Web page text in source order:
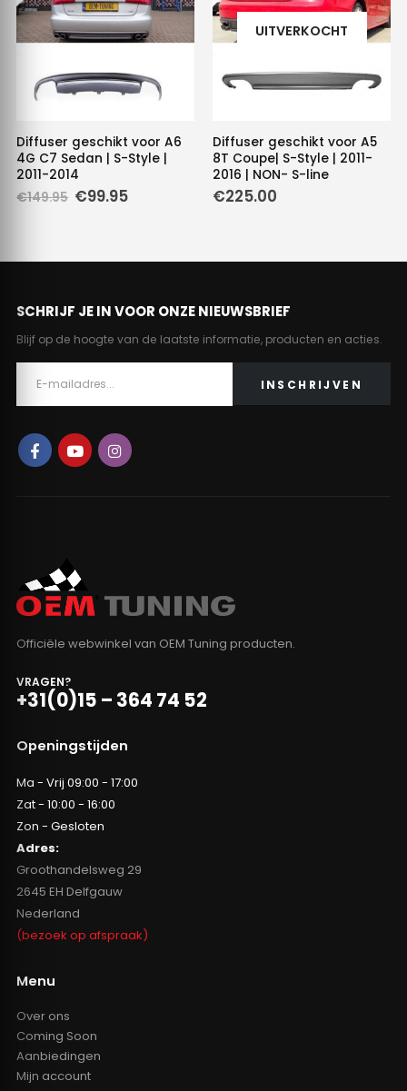
Diffuser geschikt voor A6
4G C7 Sedan | S-Style |
2011-2014
€149.95 Oorspronkelijke
€99.95Huidige
UITVERKOCHT
Diffuser geschikt voor A5
8T Coupe| S-Style | 2011-
2016 | NON- S-line
€225.00
SCHRIJF JE IN VOOR ONZE NIEUWSBRIEF
Blijf op de hoogte van de laatste informatie, producten en acties.
Officiële webwinkel van OEM Tuning producten.
VRAGEN?
+31(0)15 – 364 74 52
Openingstijden
Ma - Vrij 09:00 - 17:00
Zat - 10:00 - 16:00
Zon - Gesloten
Adres:
Groothandelsweg 29
2645 EH Delfgauw
Nederland
(bezoek op afspraak)
Menu
Over ons
Coming Soon
Aanbiedingen
Mijn account